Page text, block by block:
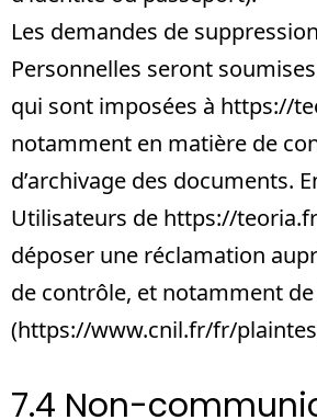
Les demandes de
Personnelles seront
qui sont imposées à https://
notamment en matière de
d’archivage des documents.
Utilisateurs de https://teoria.fr
déposer une réclamation
de contrôle, et notamment de
(https://www.cnil.fr/fr/
7.4 Non-